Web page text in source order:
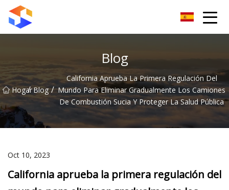
Blog
Hogar
/ Blog /
California Aprueba La Primera Regulación Del
Mundo Para Eliminar Gradualmente Los Camiones
De Combustión Sucia Y Proteger La Salud Pública
Oct 10, 2023
California aprueba la primera regulación del